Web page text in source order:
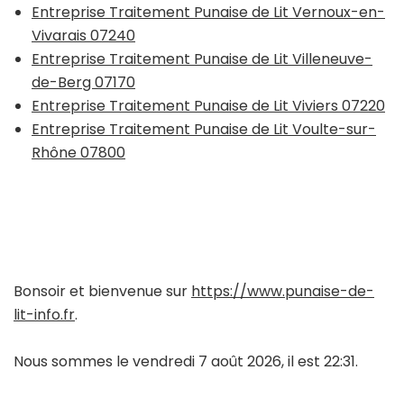
Entreprise Traitement Punaise de Lit Vernoux-en-
Vivarais 07240
Entreprise Traitement Punaise de Lit Villeneuve-
de-Berg 07170
Entreprise Traitement Punaise de Lit Viviers 07220
Entreprise Traitement Punaise de Lit Voulte-sur-
Rhône 07800
Bonsoir et bienvenue sur https://www.punaise-de-
lit-info.fr.
Nous sommes le vendredi 7 août 2026, il est 22:31.